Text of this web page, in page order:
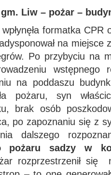
gm. Liw – pożar –
formatka CPR
na miejsce
Po przybyciu na
wstępnego
na poddaszu
pożaru, syn
brak osób
po zapoznaniu się z
dalszego
pożaru sadzy w
rozprzestrzenił się